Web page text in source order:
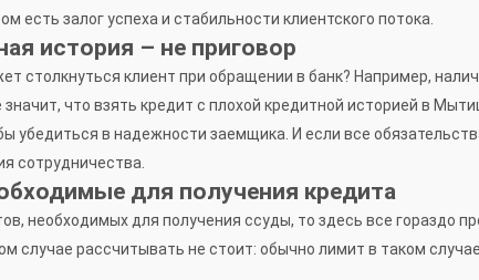
есть залог успеха и стабильности клиентского потока.
история – не приговор
столкнуться клиент при обращении в банк? Например,
значит, что взять кредит с плохой кредитной историей в
убедиться в надежности заемщика. И если все
сотрудничества.
для получения кредита
необходимых для получения ссуды, то здесь все гораздо
случае рассчитывать не стоит: обычно лимит в таком